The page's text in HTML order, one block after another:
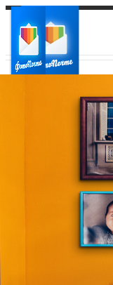
Ваш регион доставки
Выберите из списка: